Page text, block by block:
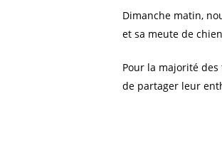
Dimanche matin,
et sa meute de
Pour la majorité
de partager leur